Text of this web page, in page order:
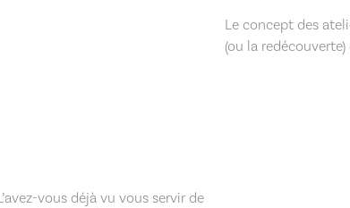
Le concept des
(ou la
vous déjà vu vous servir de